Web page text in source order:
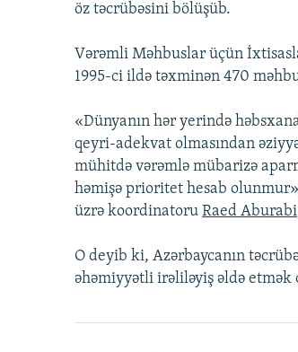
FOTOQALEREYA
İNFOQRAFIKA
KARIKATURA
RADIO ARXIV
OXU ZALI
AZƏRBAYCAN ƏDƏBIYYATI KITABXANASI
İSLAM VƏ DEMOKRATIYA
İZ - MƏDƏNIYYƏT PROQRAMI
HAQQIMIZDA
MISSIYAMIZ
PEŞƏ ETIKASI VƏ JURNALISTIKA
STANDARTLARIMIZ
MATERIALLARIMIZDAN ISTIFADƏ
AZADLIQRADIOSU MOBIL TELEFONUNUZDA
XƏBƏR BÜLLETENLƏRIMIZ
öz təcrübəsini bölüşüb.
Vərəmli Məhbuslar üçün
1995-ci ildə təxminən 470
«Dünyanın hər yerində
qeyri-adekvat olmasından
mühitdə vərəmlə mübarizə
həmişə prioritet hesab
üzrə koordinatoru Raed Aburabi
O deyib ki, Azərbaycanın
əhəmiyyətli irəliləyiş əldə etmək